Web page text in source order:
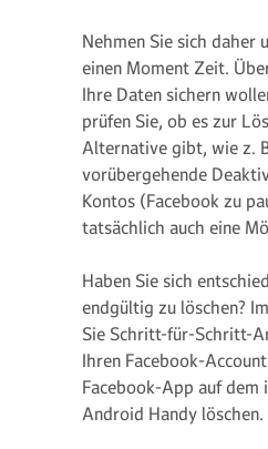
Nehmen Sie sich daher
einen Moment Zeit.
Ihre Daten sichern
prüfen Sie, ob es zur
Alternative gibt, wie z.
vorübergehende
Kontos (Facebook zu
tatsächlich auch eine
Haben Sie sich
endgültig zu löschen?
Sie Schritt-für-Schritt-
Ihren Facebook-
Facebook-App auf dem
Android Handy löschen.